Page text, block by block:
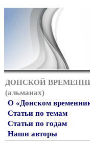
ДОНСКОЙ
(альманах)
О «Донском
Статьи по темам
Статьи по годам
Наши авторы